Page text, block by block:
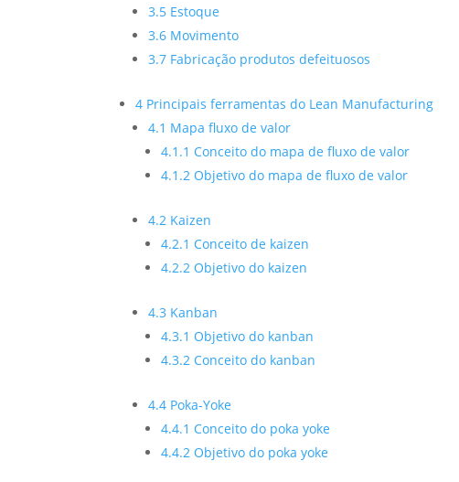
3.5 Estoque
3.6 Movimento
3.7 Fabricação produtos defeituosos
4 Principais ferramentas do Lean Manufacturing
4.1 Mapa fluxo de valor
4.1.1 Conceito do mapa de fluxo de valor
4.1.2 Objetivo do mapa de fluxo de valor
4.2 Kaizen
4.2.1 Conceito de kaizen
4.2.2 Objetivo do kaizen
4.3 Kanban
4.3.1 Objetivo do kanban
4.3.2 Conceito do kanban
4.4 Poka-Yoke
4.4.1 Conceito do poka yoke
4.4.2 Objetivo do poka yoke